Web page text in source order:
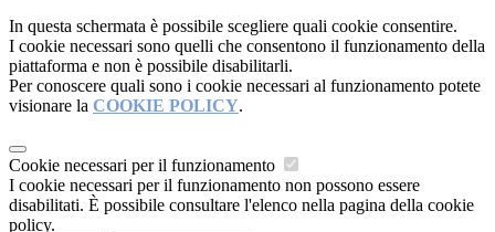
In questa schermata è possibile scegliere quali cookie consentire.
I cookie necessari sono quelli che consentono il funzionamento della
piattaforma e non è possibile disabilitarli.
Per conoscere quali sono i cookie necessari al funzionamento potete
visionare la COOKIE POLICY.
Cookie necessari per il funzionamento
I cookie necessari per il funzionamento non possono essere
disabilitati. È possibile consultare l'elenco nella pagina della cookie
policy.